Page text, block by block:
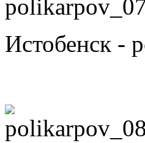
Истобенск -